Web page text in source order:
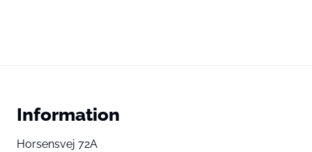
Information
Horsensvej 72A